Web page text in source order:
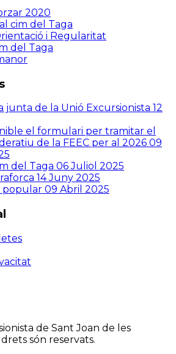
2020
cim del Taga
i Regularitat
del Taga
junta de la Unió Excursionista 12
el formulari per tramitar el
de la FEEC per al 2026 09
del Taga 06 Juliol 2025
14 Juny 2025
popular 09 Abril 2025
de Sant Joan de les
són reservats.